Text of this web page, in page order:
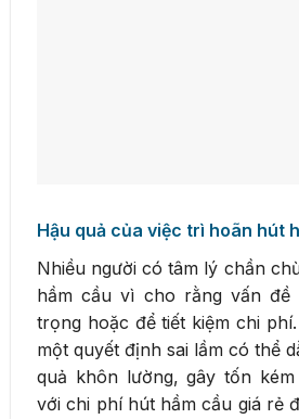
Hậu quả của việc trì hoãn hút
Nhiều người có tâm lý chần
hầm cầu vì cho rằng vấn đề
trọng hoặc để tiết kiệm chi
một quyết định sai lầm có thể
quả khôn lường, gây tốn
với chi phí hút hầm cầu giá rẻ